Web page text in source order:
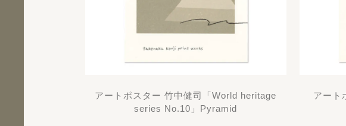
アートポスター 竹中健司「World heritage
series No.10」Pyramid
アート